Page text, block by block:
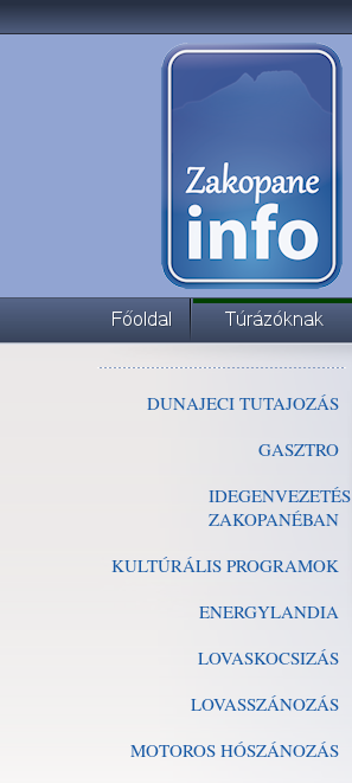
DUNAJECI TUTAJOZÁS
GASZTRO
IDEGENVEZETÉS
ZAKOPANÉBAN
KULTÚRÁLIS PROGRAMOK
ENERGYLANDIA
LOVASKOCSIZÁS
LOVASSZÁNOZÁS
MOTOROS HÓSZÁNOZÁS